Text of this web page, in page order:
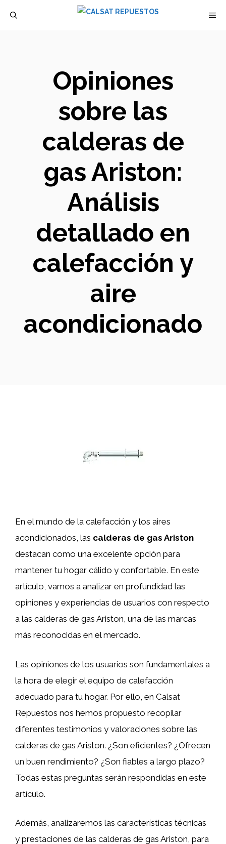
Opiniones
sobre las
calderas de
gas Ariston:
Análisis
detallado en
calefacción y
aire
acondicionado
En el mundo de la calefacción y los aires
acondicionados, las calderas de gas Ariston
destacan como una excelente opción para
mantener tu hogar cálido y confortable. En este
artículo, vamos a analizar en profundidad las
opiniones y experiencias de usuarios con respecto
a las calderas de gas Ariston, una de las marcas
más reconocidas en el mercado.
Las opiniones de los usuarios son fundamentales a
la hora de elegir el equipo de calefacción
adecuado para tu hogar. Por ello, en Calsat
Repuestos nos hemos propuesto recopilar
diferentes testimonios y valoraciones sobre las
calderas de gas Ariston. ¿Son eficientes? ¿Ofrecen
un buen rendimiento? ¿Son fiables a largo plazo?
Todas estas preguntas serán respondidas en este
artículo.
Además, analizaremos las características técnicas
y prestaciones de las calderas de gas Ariston, para